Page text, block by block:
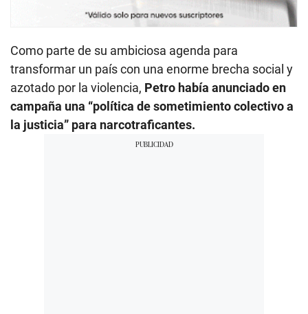
Como parte de su ambiciosa agenda para
transformar un país con una enorme brecha social y
azotado por la violencia, Petro había anunciado en
campaña una “política de sometimiento colectivo a
la justicia” para narcotraficantes.